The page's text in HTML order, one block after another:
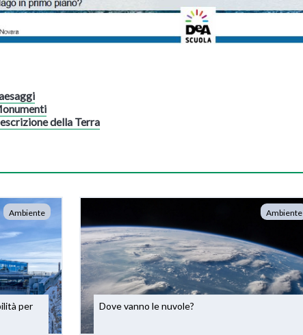
della Terra
Ambiente
per
Ambiente
Dove vanno le nuvole?